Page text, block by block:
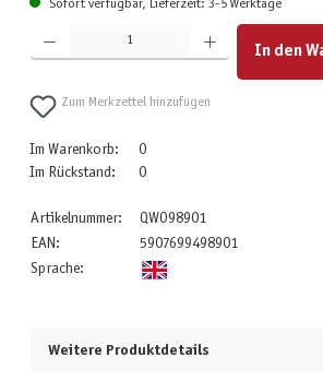
Sofort verfügbar, Lieferzeit: 3-5 Werktage
Produkt Anzahl: Gib den gewünschten Wert ein oder benutze die
In den
Zum Merkzettel hinzufügen
Im Warenkorb:
0
Im Rückstand:
0
Artikelnummer:
QWO98901
EAN:
5907699498901
Sprache:
Weitere Produktdetails